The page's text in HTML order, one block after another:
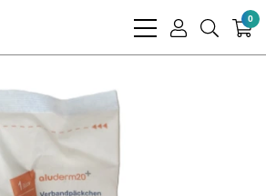
bars
user
search
0